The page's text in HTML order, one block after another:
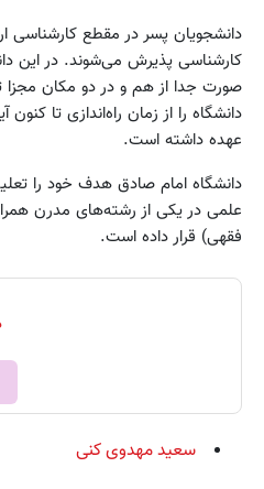
دانشجویان پسر در مقطع کارشناسی
کارشناسی پذیرش می‌شوند. در این
صورت جدا از هم و در دو مکان
دانشگاه را از زمان راه‌اندازی تا
عهده داشته است.
دانشگاه امام صادق هدف خود را
علمی در یکی از رشته‌های مدرن
فقهی) قرار داده است.
سعید مهدوی کنی